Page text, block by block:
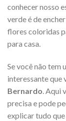
conhecer nosso
verde é de
flores coloridas
para casa.
Se você não tem
interessante que
Bernardo. Aqui
precisa e pode
explicar tudo